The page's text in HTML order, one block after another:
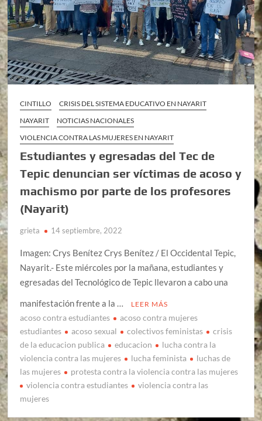
CINTILLO
CRISIS DEL SISTEMA EDUCATIVO EN NAYARIT
NAYARIT
NOTICIAS NACIONALES
VIOLENCIA CONTRA LAS MUJERES EN NAYARIT
Estudiantes y egresadas del Tec de
Tepic denuncian ser víctimas de acoso y
machismo por parte de los profesores
(Nayarit)
grieta 14 septiembre, 2022
Imagen: Crys Benítez Crys Benítez / El Occidental Tepic,
Nayarit.- Este miércoles por la mañana, estudiantes y
egresadas del Tecnológico de Tepic llevaron a cabo una
manifestación frente a la …
LEER MÁS
acoso contra estudiantes
acoso contra mujeres
estudiantes
acoso sexual colectivos feministas
crisis
de la educacion publica
educacion
lucha contra la
violencia contra las mujeres
lucha feminista
luchas de
las mujeres
protesta contra la violencia contra las mujeres
violencia contra estudiantes
violencia contra las
mujeres